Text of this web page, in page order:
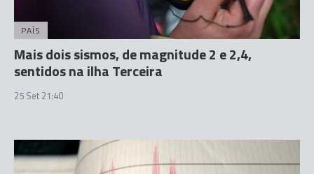
PAÍS
Mais dois sismos, de magnitude 2 e 2,4,
sentidos na ilha Terceira
25 Set 21:40